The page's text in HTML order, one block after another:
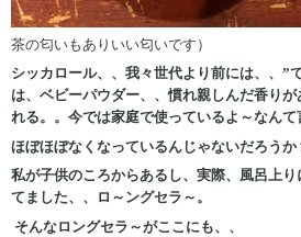
茶の匂いもありいい匂いです）
シッカロール、、我々世代より前には、、”
は、ベビーパウダー、、慣れ親しんだ香りが
れる。。今では家庭で使っているよ～なんて
ほぼほぼなくなっているんじゃないだろうか
私が子供のころからあるし、実際、風呂上
てました、、ロ～ングセラ～。
そんなロングセラ～がここにも、、